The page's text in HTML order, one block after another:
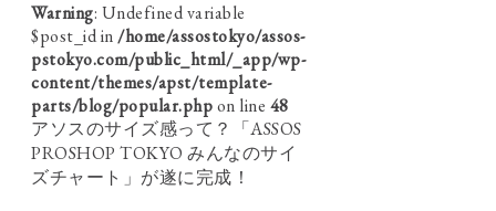
Warning: Undefined variable
$post_id in/home/assostokyo/assos-
pstokyo.com/public_html/_app/wp-
content/themes/apst/template-
parts/blog/popular.phpon line 48
アソスのサイズ感って？「ASSOS
PROSHOP TOKYO みんなのサイ
ズチャート」が遂に完成！